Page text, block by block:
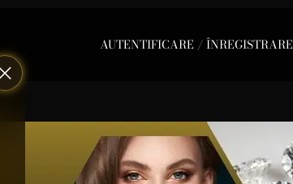
AUTENTIFICARE / ÎNREGISTRARE